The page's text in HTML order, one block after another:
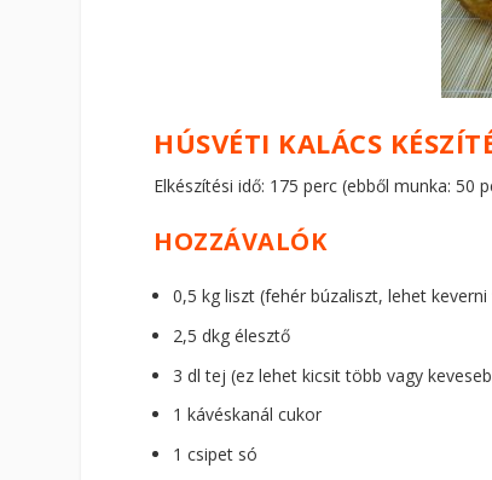
HÚSVÉTI KALÁCS
Elkészítési idő: 175 perc (ebből munka: 50
HOZZÁVALÓK
0,5 kg liszt (fehér búzaliszt, lehet
2,5 dkg élesztő
3 dl tej (ez lehet kicsit több vagy
1 kávéskanál cukor
1 csipet só